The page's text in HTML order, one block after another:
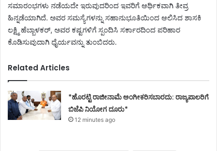
ಸಮಾರಂಭಗಳು ನಡೆಯದೇ ಇರುವುದರಿಂದ ಇವರಿಗೆ ಆರ್ಥಿಕವಾಗಿ ತೀವ್ರ
ಹಿನ್ನಡೆಯಾಗಿದೆ. ಅವರ ಸಮಸ್ಯೆಗಳನ್ನು ಸಹಾನುಭೂತಿಯಿಂದ ಆಲಿಸಿದ ಶಾಸಕಿ
ಲಕ್ಷ್ಮಿ ಹೆಬ್ಬಾಳಕರ್, ಅವರ ಕಷ್ಟಗಳಿಗೆ ಸ್ಪಂದಿಸಿ ಸರ್ಕಾರದಿಂದ ಪರಿಹಾರ
ಕೊಡಿಸುವುದಾಗಿ ಧೈರ್ಯವನ್ನು ತುಂಬಿದರು.
Related Articles
*ಹೊರಟ್ಟಿ ರಾಜೀನಾಮೆ ಅಂಗೀಕರಿಸಬಾರದು: ರಾಜ್ಯಪಾಲರಿಗೆ
ಬಿಜೆಪಿ ನಿಯೋಗ ದೂರು*
12 minutes ago